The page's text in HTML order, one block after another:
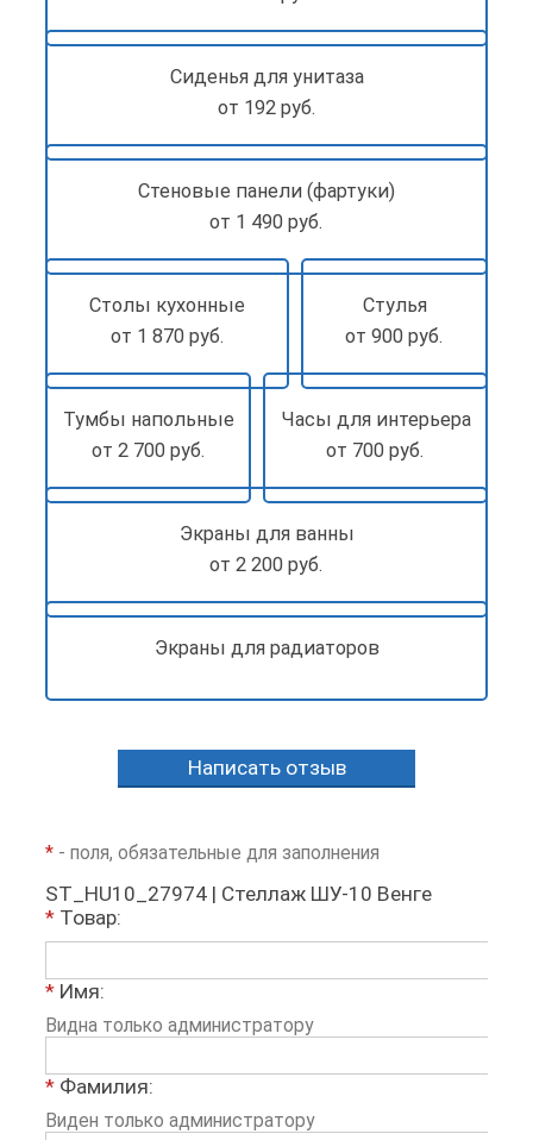
Сиденья для унитаза
от 192 руб.
Стеновые панели (фартуки)
от 1 490 руб.
Столы кухонные
от 1 870 руб.
Стулья
от 900 руб.
Тумбы напольные
от 2 700 руб.
Часы для интерьера
от 700 руб.
Экраны для ванны
от 2 200 руб.
Экраны для радиаторов
Написать отзыв
* - поля, обязательные для заполнения
* Товар:
ST_HU10_27974 | Стеллаж ШУ-10 Венге
* Имя:
* Фамилия:
Видна только администратору
Виден только администратору